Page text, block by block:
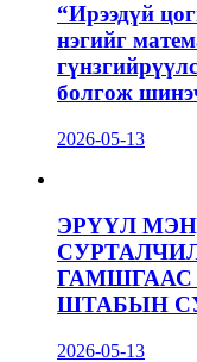
“Ирээдүй
нэгийг
болгож
2026-05-13
ЭРҮҮЛ
ШТАБЫН
2026-05-13